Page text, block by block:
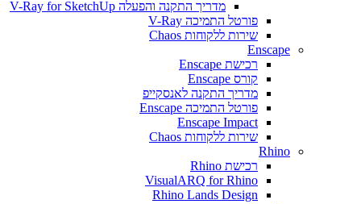
מדריך התקנה והפעלה V-Ray for SketchUp
פורטל התמיכה V-Ray
שירות ללקוחות Chaos
Enscape
רכישת Enscape
קורס Enscape
מדריך התקנה לאנסקייפ
פורטל התמיכה Enscape
Enscape Impact
שירות ללקוחות Chaos
Rhino
רכישת Rhino
VisualARQ for Rhino
Rhino Lands Design